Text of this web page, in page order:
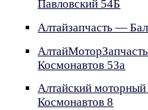
Павловский 54Б
Алтайзапчасть —
Космонавтов 53а
Алтайский
Космонавтов 8